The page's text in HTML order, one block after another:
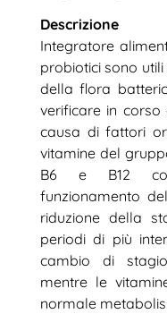
Descrizione
Integratore
probiotici sono
della flora
verificare in corso
causa di fattori
vitamine del
B6 e B12
funzionamento
riduzione della
periodi di più
cambio di
mentre le
normale